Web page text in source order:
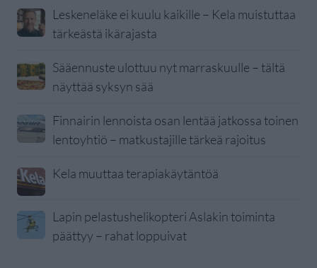
Leskeneläke ei kuulu kaikille – Kela muistuttaa
tärkeästä ikärajasta
Sääennuste ulottuu nyt marraskuulle – tältä
näyttää syksyn sää
Finnairin lennoista osan lentää jatkossa toinen
lentoyhtiö – matkustajille tärkeä rajoitus
Kela muuttaa terapiakäytäntöä
Lapin pelastushelikopteri Aslakin toiminta
päättyy – rahat loppuivat